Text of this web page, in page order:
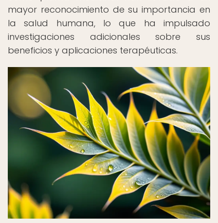
mayor reconocimiento de su importancia en
la salud humana, lo que ha impulsado
investigaciones adicionales sobre sus
beneficios y aplicaciones terapéuticas.